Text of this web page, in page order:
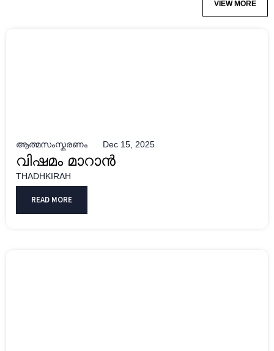
VIEW MORE
ആത്മസംസ്കരണം Dec 15, 2025
വിഷമം മാറാൻ
THADHKIRAH
READ MORE